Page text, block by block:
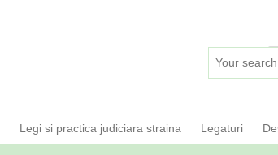
Legi si practica judiciara straina Legaturi